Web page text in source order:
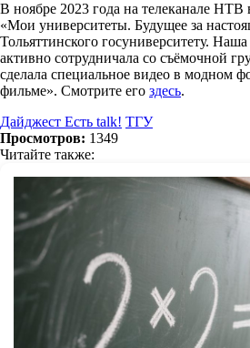
В ноябре 2023 года на телеканале
«Мои университеты. Будущее за
Тольяттинского госуниверситету.
активно сотрудничала со съёмочной
сделала специальное видео в модном
фильме». Смотрите его здесь.
Дайджест Есть talk! ТГУ
Просмотров: 1349
Читайте также: